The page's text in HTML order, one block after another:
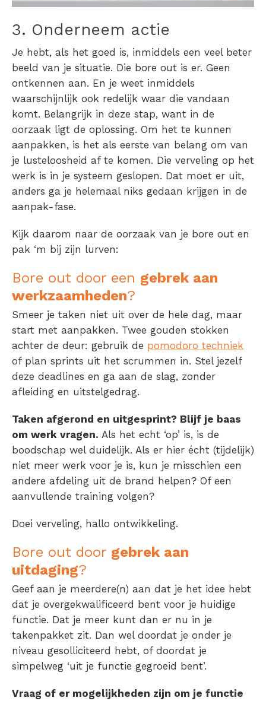
3. Onderneem actie
Je hebt, als het goed is, inmiddels een veel beter
beeld van je situatie. Die bore out is er. Geen
ontkennen aan. En je weet inmiddels
waarschijnlijk ook redelijk waar die vandaan
komt. Belangrijk in deze stap, want in de
oorzaak ligt de oplossing. Om het te kunnen
aanpakken, is het als eerste van belang om van
je lusteloosheid af te komen. Die verveling op het
werk is in je systeem geslopen. Dat moet er uit,
anders ga je helemaal niks gedaan krijgen in de
aanpak-fase.
Kijk daarom naar de oorzaak van je bore out en
pak ‘m bij zijn lurven:
Bore out door een gebrek aan
werkzaamheden?
Smeer je taken niet uit over de hele dag, maar
start met aanpakken. Twee gouden stokken
achter de deur: gebruik de pomodoro techniek
of plan sprints uit het scrummen in. Stel jezelf
deze deadlines en ga aan de slag, zonder
afleiding en uitstelgedrag.
Taken afgerond en uitgesprint? Blijf je baas
om werk vragen. Als het echt ‘op’ is, is de
boodschap wel duidelijk. Als er hier écht (tijdelijk)
niet meer werk voor je is, kun je misschien een
andere afdeling uit de brand helpen? Of een
aanvullende training volgen?
Doei verveling, hallo ontwikkeling.
Bore out door gebrek aan
uitdaging?
Geef aan je meerdere(n) aan dat je het idee hebt
dat je overgekwalificeerd bent voor je huidige
functie. Dat je meer kunt dan er nu in je
takenpakket zit. Dan wel doordat je onder je
niveau gesolliciteerd hebt, of doordat je
simpelweg ‘uit je functie gegroeid bent’.
Vraag of er mogelijkheden zijn om je functie